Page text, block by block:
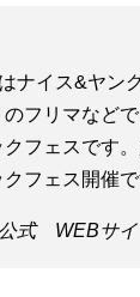
ナイス&ヤン
フリマなど
フェスです
フェス開催で
式 WEBサイ